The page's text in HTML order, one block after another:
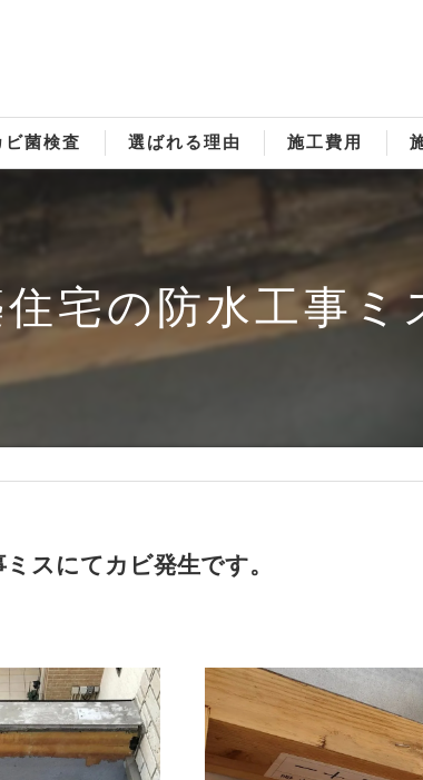
取り
ビ菌検査 選ばれる理由
MIST工法®
施工費用
宅の防水工事ミ
スにてカビ発生です。